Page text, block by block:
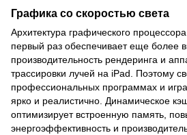
Графика со скоростью света
Архитектура графического
первый раз обеспечивает еще более
производительность рендеринга и
трассировки лучей на iPad. Поэтому
профессиональных программах и
ярко и реалистично. Динамическое
оптимизирует встроенную память,
энергоэффективность и